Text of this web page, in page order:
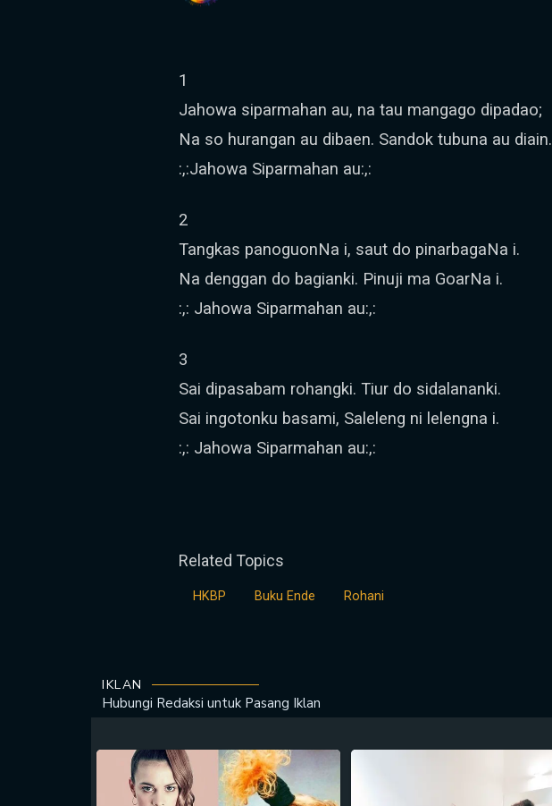
1
Jahowa siparmahan au, na tau mangago dipadao;
Na so hurangan au dibaen. Sandok tubuna au diain.
:,:Jahowa Siparmahan au:,:
2
Tangkas panoguonNa i, saut do pinarbagaNa i.
Na denggan do bagianki. Pinuji ma GoarNa i.
:,: Jahowa Siparmahan au:,:
3
Sai dipasabam rohangki. Tiur do sidalananki.
Sai ingotonku basami, Saleleng ni lelengna i.
:,: Jahowa Siparmahan au:,:
Related Topics
HKBP Buku Ende Rohani
IKLAN
Hubungi Redaksi untuk Pasang Iklan